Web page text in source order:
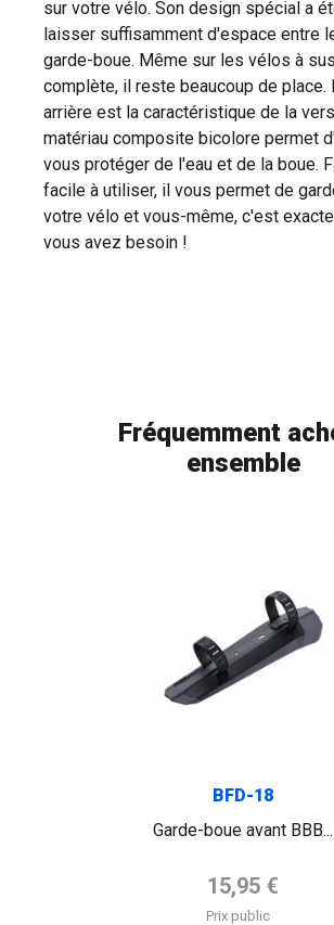
sur votre vélo. Son design spécial a
laisser suffisamment d'espace entre
garde-boue. Même sur les vélos à
complète, il reste beaucoup de place.
arrière est la caractéristique de la
matériau composite bicolore permet
vous protéger de l'eau et de la boue.
facile à utiliser, il vous permet de
votre vélo et vous-même, c'est
vous avez besoin !
Fréquemment
ensemble
BFD-18
Garde-boue avant BBB...
Prix de base
15,95 €
Prix public